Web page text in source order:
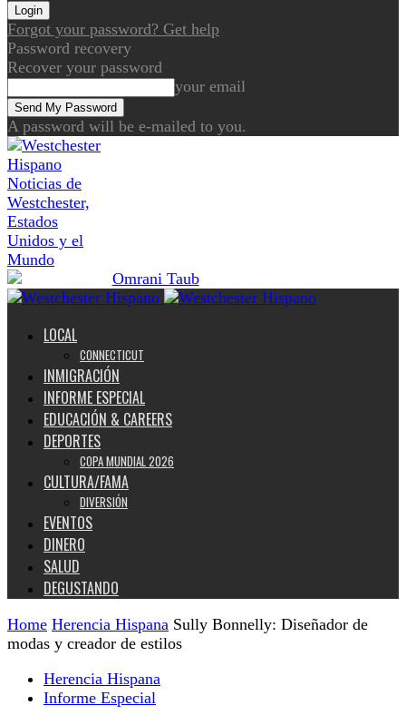
Forgot your password? Get help
Password recovery
Recover your password
your email
A password will be e-mailed to you.
Noticias de
Westchester,
Estados
Unidos y el
Mundo
LOCAL
CONNECTICUT
INMIGRACIÓN
INFORME ESPECIAL
EDUCACIÓN & CAREERS
DEPORTES
COPA MUNDIAL 2026
CULTURA/FAMA
DIVERSIÓN
EVENTOS
DINERO
SALUD
DEGUSTANDO
Home Herencia Hispana Sully Bonnelly: Diseñador de
modas y creador de estilos
Herencia Hispana
Informe Especial